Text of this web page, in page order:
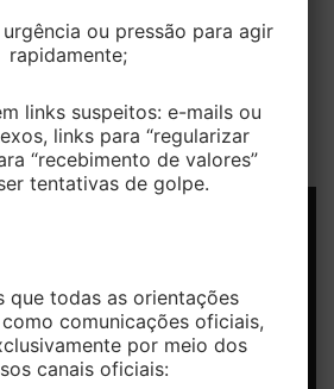
do contrato de compra e
ao […]
ou pressão para agir
rapidamente;
links suspeitos: e-mails ou
links para “regularizar
“recebimento de valores”
tentativas de golpe.
que todas as orientações
comunicações oficiais,
por meio dos
canais oficiais: